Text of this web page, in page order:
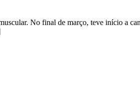
No final de março, teve início a